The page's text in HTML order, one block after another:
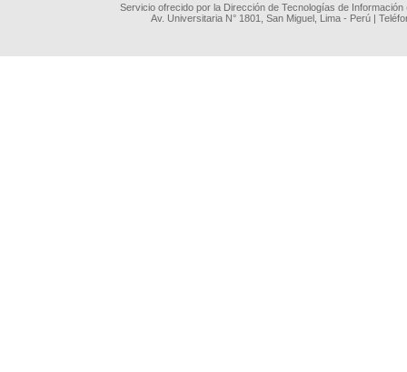
Servicio ofrecido por la Dirección de Tecnologías de
Av. Universitaria N° 1801, San Miguel, Lima - Perú |